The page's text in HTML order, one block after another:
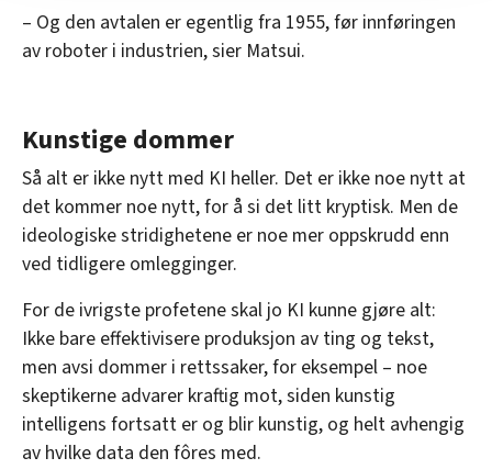
innenfor analyse og annonsering. Disse er angitt i
oversikten lengre ned på denne siden.
– Og den avtalen er egentlig fra 1955, før innføringen
av roboter i industrien, sier Matsui.
Kunstige dommer
Så alt er ikke nytt med KI heller. Det er ikke noe nytt at
det kommer noe nytt, for å si det litt kryptisk. Men de
ideologiske stridighetene er noe mer oppskrudd enn
ved tidligere omlegginger.
For de ivrigste profetene skal jo KI kunne gjøre alt:
Ikke bare effektivisere produksjon av ting og tekst,
men avsi dommer i rettssaker, for eksempel – noe
skeptikerne advarer kraftig mot, siden kunstig
intelligens fortsatt er og blir kunstig, og helt avhengig
av hvilke data den fôres med.